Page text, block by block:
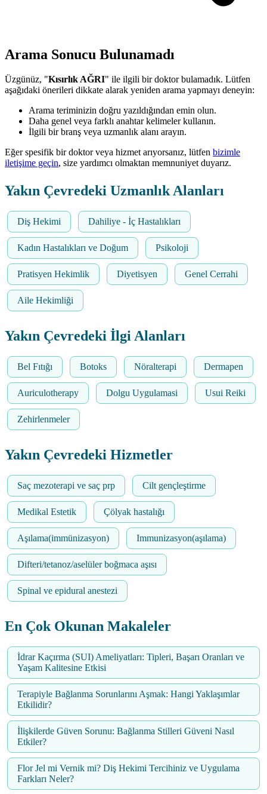
Arama Sonucu Bulunamadı
Üzgünüz, "Kısırlık AĞRI" ile ilgili bir doktor bulamadık. Lütfen
aşağıdaki önerileri dikkate alarak yeniden arama yapmayı deneyin:
Arama teriminizin doğru yazıldığından emin olun.
Daha genel veya farklı anahtar kelimeler kullanın.
İlgili bir branş veya uzmanlık alanı arayın.
Eğer spesifik bir doktor veya hizmet arıyorsanız, lütfen bizimle
iletişime geçin, size yardımcı olmaktan memnuniyet duyarız.
Yakın Çevredeki Uzmanlık Alanları
Diş Hekimi Dahiliye - İç Hastalıkları
Kadın Hastalıkları ve Doğum Psikoloji
Pratisyen Hekimlik Diyetisyen Genel Cerrahi
Aile Hekimliği
Yakın Çevredeki İlgi Alanları
Bel Fıtığı Botoks Nöralterapi Dermapen
Auriculotherapy Dolgu Uygulamasi Usui Reiki
Zehirlenmeler
Yakın Çevredeki Hizmetler
Saç mezoterapi ve saç prp Cilt gençleştirme
Medikal Estetik Çölyak hastalığı
Aşılama(immünizasyon) Immunizasyon(aşılama)
Difteri/tetanoz/aselüler boğmaca aşısı
Spinal ve epidural anestezi
En Çok Okunan Makaleler
İdrar Kaçırma (SUI) Ameliyatları: Tipleri, Başarı Oranları ve
Yaşam Kalitesine Etkisi
Terapiyle Bağlanma Sorunlarını Aşmak: Hangi Yaklaşımlar
Etkilidir?
İlişkilerde Güven Sorunu: Bağlanma Stilleri Güveni Nasıl
Etkiler?
Flor Jel mi Vernik mi? Diş Hekimi Tercihiniz ve Uygulama
Farkları Neler?